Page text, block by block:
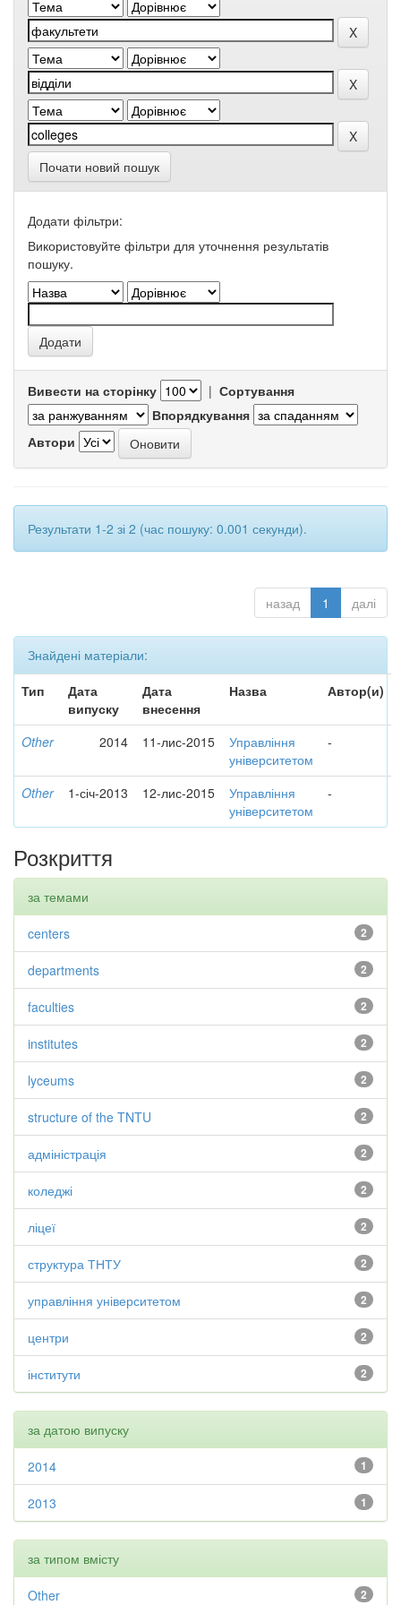
Почати новий пошук
Додати фільтри:
Використовуйте фільтри для уточнення результатів
пошуку.
Вивести на сторінку | Сортування
Впорядкування
Автори
Результати 1-2 зі 2 (час пошуку: 0.001 секунди).
назад 1 далі
Знайдені матеріали:
Тип
Дата
випуску
Дата
внесення
Назва Автор(и)
Other 2014 11-лис-2015
Управління
університетом
-
Other 1-січ-2013 12-лис-2015
Управління
університетом
-
Розкриття
за темами
2
centers
2
departments
2
faculties
2
institutes
2
lyceums
2
structure of the TNTU
2
адміністрація
2
коледжі
2
ліцеї
2
структура ТНТУ
2
управління університетом
2
центри
2
інститути
за датою випуску
1
2014
1
2013
за типом вмісту
2
Other